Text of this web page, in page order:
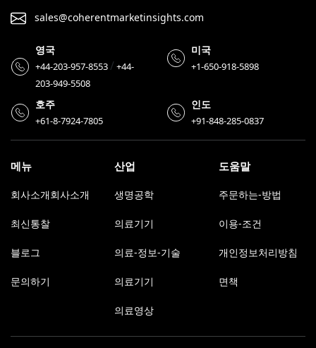
sales@coherentmarketinsights.com
영국
+44-203-957-8553/+44-
203-949-5508
미국
+1-650-918-5898
호주
+61-8-7924-7805
인도
+91-848-285-0837
메뉴
회사소개회사소개
최신통찰
블로그
문의하기
산업
생명공학
의료기기
의료-정보-기술
의료기기
의료영상
도움말
주문하는-방법
이용-조건
개인정보처리방침
면책